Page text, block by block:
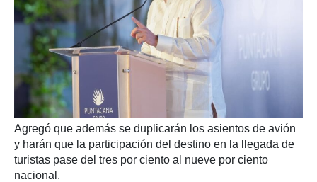
Agregó que además se duplicarán los asientos de avión
y harán que la participación del destino en la llegada de
turistas pase del tres por ciento al nueve por ciento
nacional.